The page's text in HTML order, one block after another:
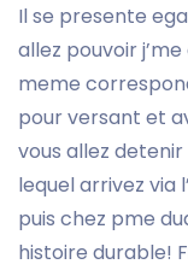
Il se presente
allez pouvoir
meme
pour versant et
vous allez
lequel arrivez via
puis chez pme
histoire durable!